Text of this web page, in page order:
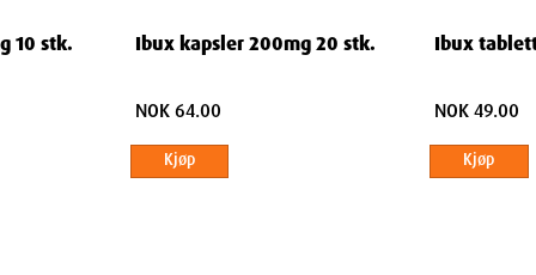
eller andre legemidler mot smerter
med naproksen eller lignende
10 stk. Ibux kapsler 200mg 20 stk.
NOK 64.00
Kjøp
Ibux
NOK 49.00
Kjøp